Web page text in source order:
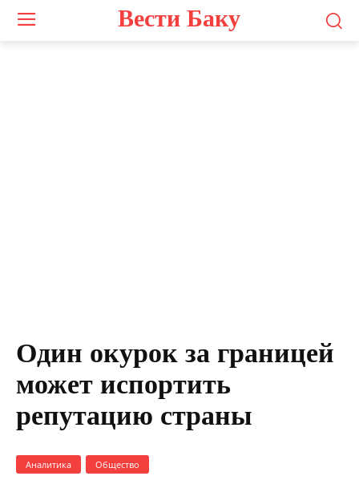
Вести Баку
Один окурок за границей
может испортить
репутацию страны
Аналитика Общество